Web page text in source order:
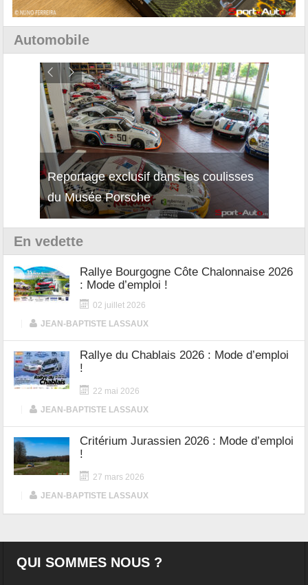
Automobile
Découverte de la nouvelle Ferrari
12Cilindri Manuale
En vedette
Rallye Bourgogne Côte Chalonnaise 2026
: Mode d’emploi !
02 juillet 2026
JEAN-BAPTISTE LASSAUX
Rallye du Chablais 2026 : Mode d’emploi
!
22 mai 2026
JEAN-BAPTISTE LASSAUX
Critérium Jurassien 2026 : Mode d’emploi
!
27 mars 2026
JEAN-BAPTISTE LASSAUX
QUI SOMMES NOUS ?